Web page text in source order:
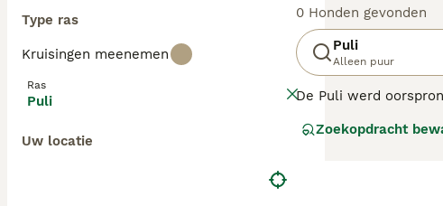
Type ras
Kruisingen meenemen
Ras
Puli
Uw locatie
0 Honden gevonden
Puli
Alleen puur
De Puli werd
bergachtige gebieden
Zoekopdracht